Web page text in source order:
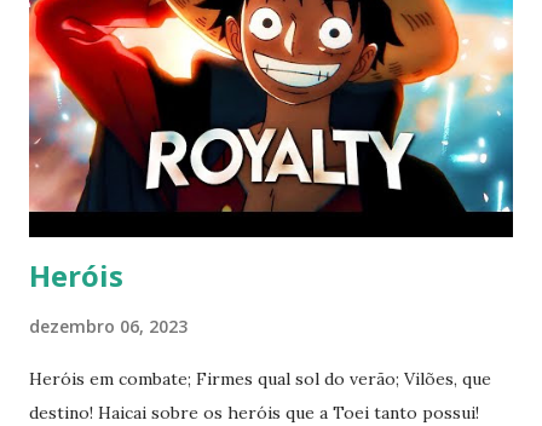
Heróis
dezembro 06, 2023
Heróis em combate; Firmes qual sol do verão; Vilões, que
destino! Haicai sobre os heróis que a Toei tanto possui!